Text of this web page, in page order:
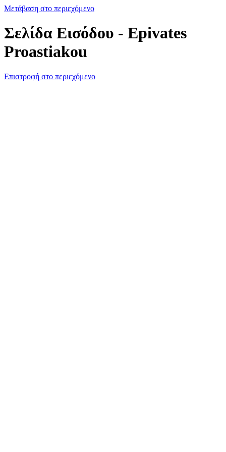
Μετάβαση στο περιεχόμενο
Σελίδα Εισόδου - Epivates
Proastiakou
Επιστροφή στο περιεχόμενο